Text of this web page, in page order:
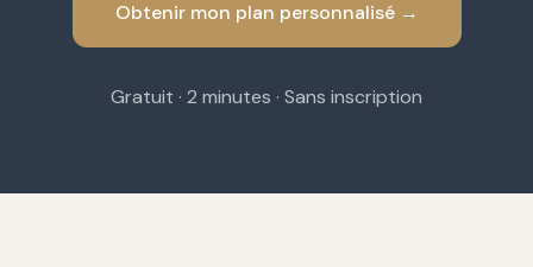
Obtenir mon plan personnalisé →
Gratuit · 2 minutes · Sans inscription